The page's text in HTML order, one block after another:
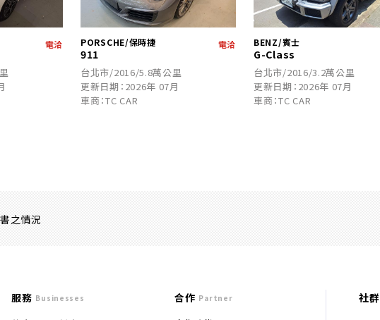
電洽 PORSCHE/保時捷
911
電洽
台北市/2016/5.8萬公里
更新日期：2026年 07月
車商：TC CAR
BENZ/賓士
G-Class
台北市/2016/3.2萬公里
更新日期：2026年 07月
車商：TC CAR
之情況
服務 Businesses 合作 Partner 社群